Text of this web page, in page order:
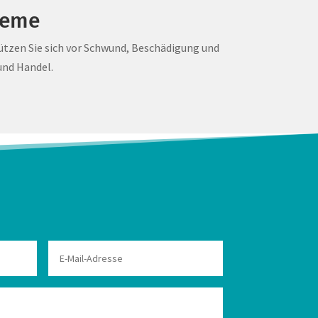
Sie sich vor Schwund, Beschädigung und
Handel.